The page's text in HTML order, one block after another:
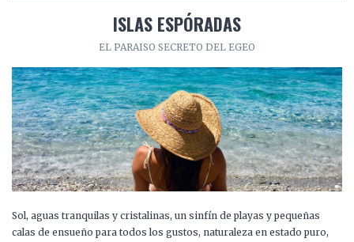
ISLAS ESPÓRADAS
EL PARAISO SECRETO DEL EGEO
Sol, aguas tranquilas y cristalinas, un sinfín de playas y pequeñas
calas de ensueño para todos los gustos, naturaleza en estado puro,